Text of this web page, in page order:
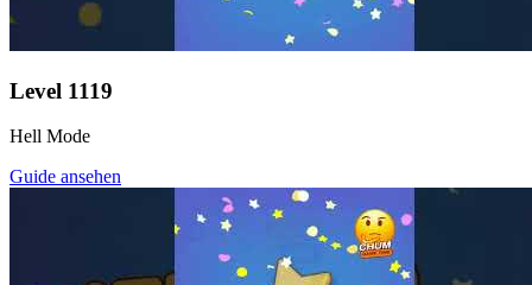
Level 1119
Hell Mode
Guide ansehen